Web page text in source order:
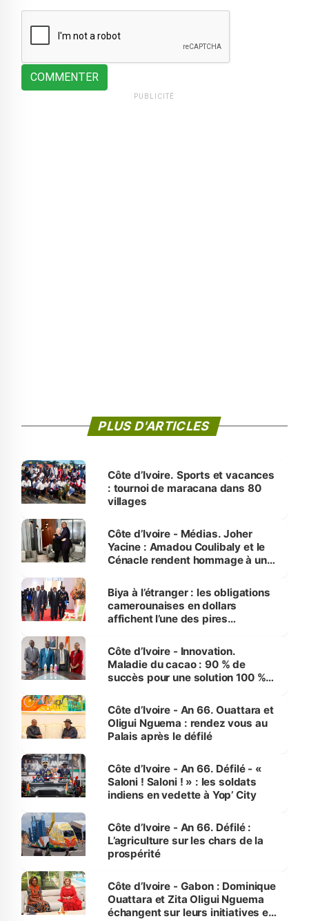
COMMENTER
PUBLICITÉ
PLUS D'ARTICLES
Côte d’Ivoire. Sports et vacances
: tournoi de maracana dans 80
villages
Côte d’Ivoire - Médias. Joher
Yacine : Amadou Coulibaly et le
Cénacle rendent hommage à un
Biya à l’étranger : les obligations
camerounaises en dollars
affichent l’une des pires
Côte d’Ivoire - Innovation.
Maladie du cacao : 90 % de
succès pour une solution 100 %
Côte d’Ivoire - An 66. Ouattara et
Oligui Nguema : rendez vous au
Palais après le défilé
Côte d’Ivoire - An 66. Défilé - «
Saloni ! Saloni ! » : les soldats
indiens en vedette à Yop’ City
Côte d’Ivoire - An 66. Défilé :
L’agriculture sur les chars de la
prospérité
Côte d’Ivoire - Gabon : Dominique
Ouattara et Zita Oligui Nguema
échangent sur leurs initiatives en